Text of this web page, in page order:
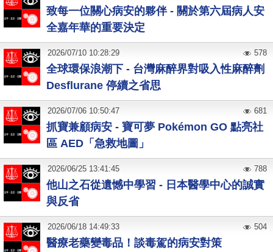
致每一位關心病安的夥伴 - 關於第六屆病人安
全嘉年華的重要決定
全球環保浪潮下 - 台灣麻醉界對吸入性麻醉劑
Desflurane 停續之省思
2026/07/10 10:28:29 578
抓寶兼顧病安 - 寶可夢 Pokémon GO 點亮社
區 AED「急救地圖」
2026/07/06 10:50:47 681
他山之石從遺憾中學習 - 日本醫學中心的誠實
與反省
2026/06/25 13:41:45 788
醫療老藥變毒品！談毒駕的病安對策
2026/06/18 14:49:33 504